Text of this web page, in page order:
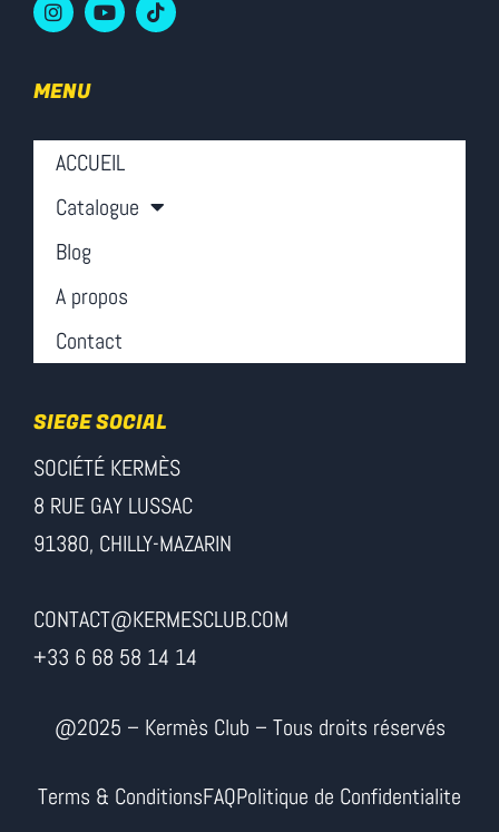
MENU
ACCUEIL
Catalogue
Blog
A propos
Contact
SIEGE SOCIAL
SOCIÉTÉ KERMÈS
8 RUE GAY LUSSAC
91380, CHILLY-MAZARIN
CONTACT@KERMESCLUB.COM
+33 6 68 58 14 14
@2025 – Kermès Club – Tous droits réservés
Terms & ConditionsFAQPolitique de Confidentialite